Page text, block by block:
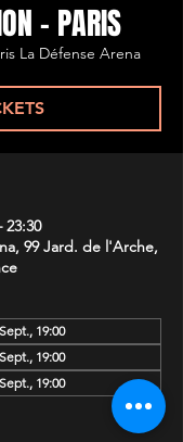
- PARIS
La Défense Arena
23:30
99 Jard. de l'Arche,
19:00
19:00
19:00